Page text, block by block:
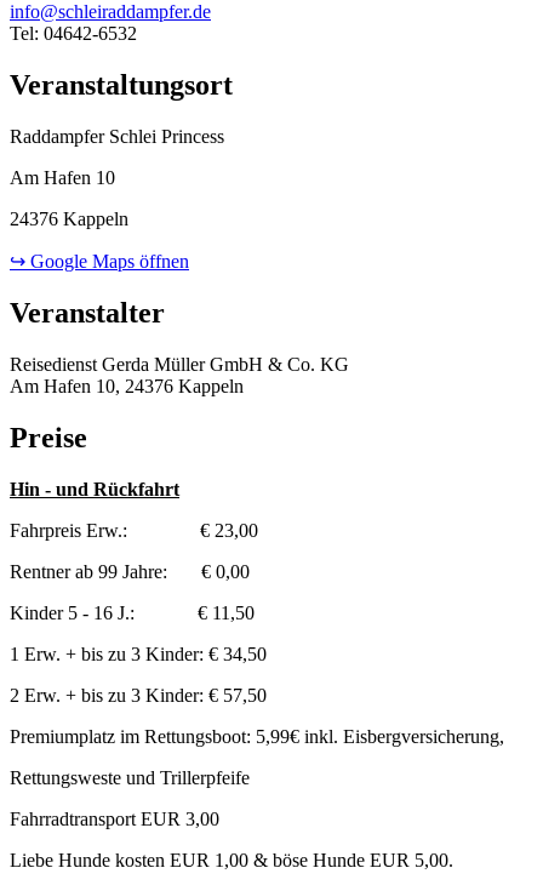
info@schleiraddampfer.de
Tel: 04642-6532
Veranstaltungsort
Raddampfer Schlei Princess
Am Hafen 10
24376 Kappeln
↪ Google Maps öffnen
Veranstalter
Reisedienst Gerda Müller GmbH & Co. KG
Am Hafen 10, 24376 Kappeln
Preise
Hin - und Rückfahrt
Fahrpreis Erw.: € 23,00
Rentner ab 99 Jahre: € 0,00
Kinder 5 - 16 J.: € 11,50
1 Erw. + bis zu 3 Kinder: € 34,50
2 Erw. + bis zu 3 Kinder: € 57,50
Premiumplatz im Rettungsboot: 5,99€ inkl. Eisbergversicherung,
Rettungsweste und Trillerpfeife
Fahrradtransport EUR 3,00
Liebe Hunde kosten EUR 1,00 & böse Hunde EUR 5,00.